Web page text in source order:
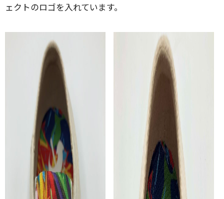
ェクトのロゴを入れています。